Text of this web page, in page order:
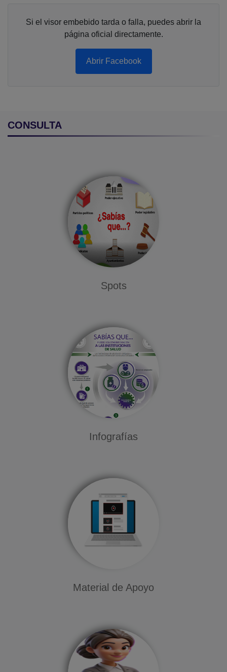
Si el visor embebido tarda o falla, puedes abrir la
página oficial directamente.
Abrir Facebook
CONSULTA
Spots
Infografías
Material de Apoyo